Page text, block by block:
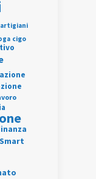
artigiani
cigo
Smart